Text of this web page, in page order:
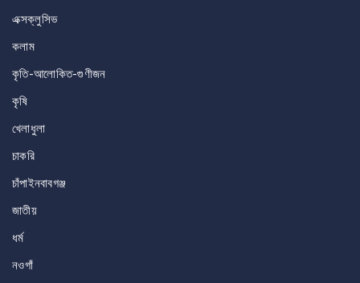
এক্সক্লুসিভ
কলাম
কৃতি-আলোকিত-গুণীজন
কৃষি
খেলাধুলা
চাকরি
চাঁপাইনবাবগঞ্জ
জাতীয়
ধর্ম
নওগাঁ